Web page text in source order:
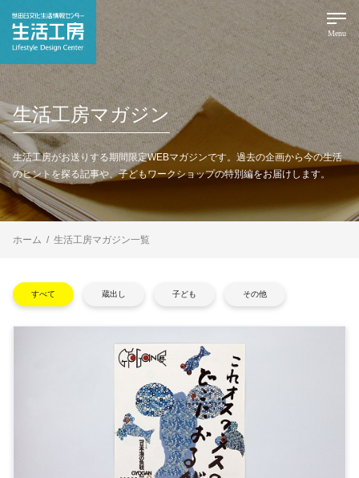
Menu
生活工房マガジン
生活工房がお送りする期間限定WEBマガジンです。 過去の企画から今の生活
のヒントを探る記事や、子どもワークショップの特別編をお届けします。
ホーム 生活工房マガジン一覧
すべて 蔵出し 子ども その他